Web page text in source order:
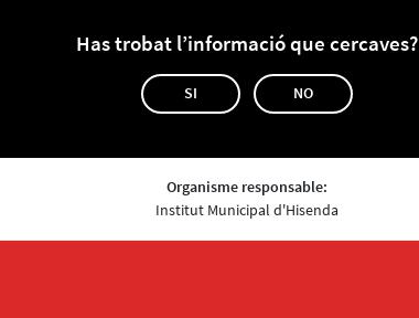
Has trobat l’informació que cercaves?
SI NO
Organisme responsable:
Institut Municipal d'Hisenda